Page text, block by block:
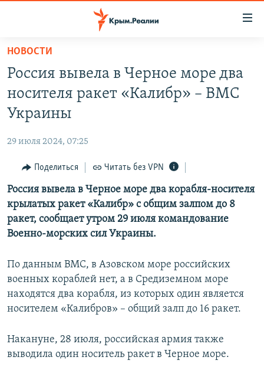
Вернуться
основному
содержанию
Вернутся
главной
Вернутся
поиску
11 ЛЕТ ОККУПАЦИИ КРЫМА. 11 ИСТОРИЙ СОПРОТИВЛЕНИЯ
ВОДА
ЕЩЕ
ИНТЕРАКТИВ
ИНФОГРАФИКА
ТЕЛЕПРОЕКТ КРЫМ.РЕАЛИИ
СОВЕТЫ ПРАВОЗАЩИТНИКОВ
ПОБЕДИТЕЛЕЙ НЕ СУДЯТ?
КРЫМ.НЕПОКОРЕННЫЙ
УКРАИНСКАЯ ПРОБЛЕМА КРЫМА
РАДІО СВОБОДА
КАК ОБОЙТИ БЛОКИРОВКУ
Українською
ПРИСОЕДИНЯЙТЕСЬ!
Все сайты RFE/RL
НОВОСТИ
Россия вывела в Черное море два
носителя ракет «Калибр» – ВМС
Украины
29 июля 2024, 07:25
Поделиться Читать без VPN
Россия вывела в Черное море два корабля-носителя
крылатых ракет «Калибр» с общим залпом до 8
ракет, сообщает утром 29 июля командование
Военно-морских сил Украины.
По данным ВМС, в Азовском море российских
военных кораблей нет, а в Средиземном море
находятся два корабля, из которых один является
носителем «Калибров» – общий залп до 16 ракет.
Накануне, 28 июля, российская армия также
выводила один носитель ракет в Черное море.